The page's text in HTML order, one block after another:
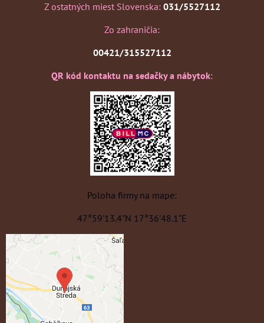
Z ostatných miest Slovenska: 031/5527112
Zo zahraničia:
00421/315527112
QR kód kontaktu na sedačky a nábytok:
Poloha firmy na mape:
47°59'13.4"N 17°36'48.1"E